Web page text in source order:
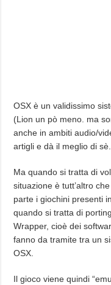
OSX è un validissimo
(Lion un pò meno. ma
anche in ambiti audio/
artigli e dà il meglio di sè.
Ma quando si tratta di
situazione è tutt’altro
parte i giochini presenti
quando si tratta di
Wrapper, cioè dei
fanno da tramite tra un
OSX.
Il gioco viene quindi